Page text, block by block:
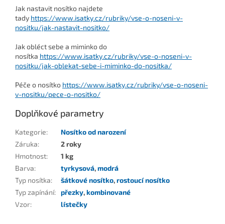
Jak nastavit nosítko najdete
tady https://www.isatky.cz/rubriky/vse-o-noseni-v-
nositku/jak-nastavit-nositko/
Jak obléct sebe a miminko do
nosítka https://www.isatky.cz/rubriky/vse-o-noseni-v-
nositku/jak-oblekat-sebe-i-miminko-do-nositka/
Péče o nosítko https://www.isatky.cz/rubriky/vse-o-noseni-
v-nositku/pece-o-nositko/
Doplňkové parametry
Kategorie:
Nosítko od narození
Záruka:
2 roky
Hmotnost:
1 kg
Barva: tyrkysová,modrá
Typ nosítka: šátkové nosítko,rostoucí nosítko
Typ zapínání: přezky,kombinované
Vzor: lístečky